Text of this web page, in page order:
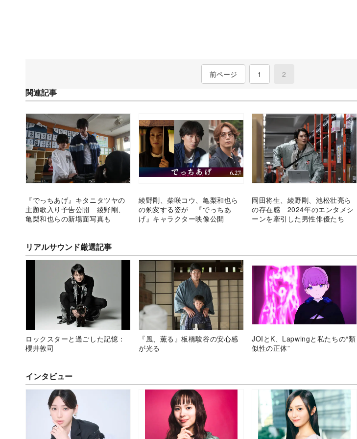
前ページ 1 2
関連記事
『でっちあげ』キタニタツヤの
主題歌入り予告公開 綾野剛、
亀梨和也らの新場面写真も
綾野剛、柴咲コウ、亀梨和也ら
の豹変する姿が 『でっちあ
げ』キャラクター映像公開
岡田将生、綾野剛、池松壮亮ら
の存在感 2024年のエンタメシ
ーンを牽引した男性俳優たち
リアルサウンド厳選記事
ロックスターと過ごした記憶：
櫻井敦司
『風、薫る』板橋駿谷の安心感
が光る
JOIとK、Lapwingと私たちの“類
似性の正体”
インタビュー